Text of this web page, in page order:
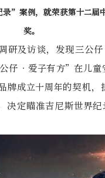
”案例，就荣获第十二届
奖。
研及访谈，发现三
仔•爱子有方”在儿童
成立十周年的契机，
定瞄准吉尼斯世界